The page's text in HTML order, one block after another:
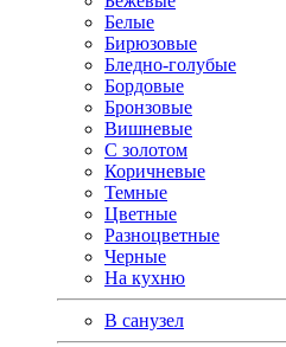
Белые
Бирюзовые
Бледно-голубые
Бордовые
Бронзовые
Вишневые
С золотом
Коричневые
Темные
Цветные
Разноцветные
Черные
На кухню
В санузел